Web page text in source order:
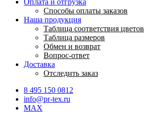
Способы оплаты заказов
Наша продукция
Таблица соответствия цветов
Таблица размеров
Обмен и возврат
Вопрос-ответ
Доставка
Отследить заказ
8 495 150 0812
info@pr-tex.ru
MAX